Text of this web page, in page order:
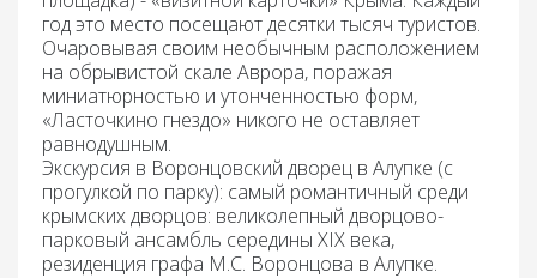
год это место посещают десятки тысяч туристов.
Очаровывая своим необычным расположением
на обрывистой скале Аврора, поражая
миниатюрностью и утонченностью форм,
«Ласточкино гнездо» никого не оставляет
равнодушным.
Экскурсия в Воронцовский дворец в Алупке (с
прогулкой по парку): самый романтичный среди
крымских дворцов: великолепный дворцово-
парковый ансамбль середины XIX века,
резиденция графа М.С. Воронцова в Алупке.